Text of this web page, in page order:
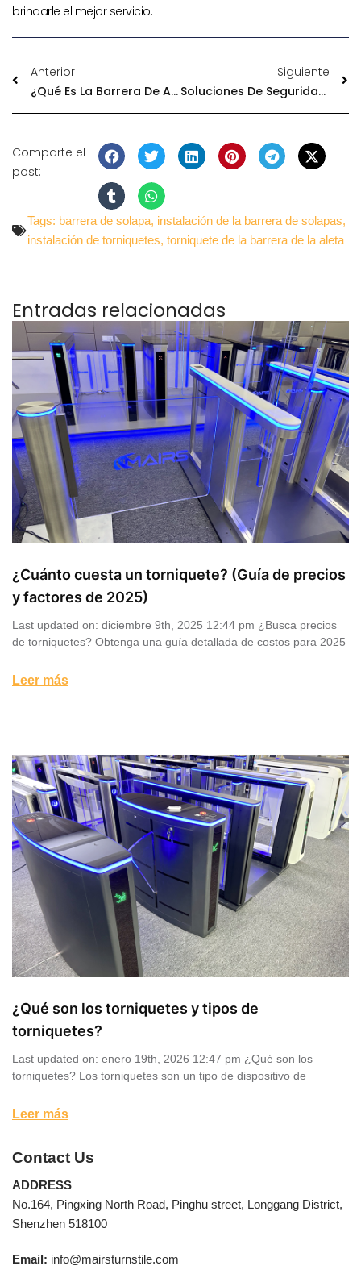
brindarle el mejor servicio.
Anterior
¿Qué Es La Barrera De Aletas?
Siguiente
Soluciones De Seguridad Para Torniquetes De Aeropuertos
Comparte el
post:
Tags: barrera de solapa, instalación de la barrera de solapas,
instalación de torniquetes, torniquete de la barrera de la aleta
Entradas relacionadas
¿Cuánto cuesta un torniquete? (Guía de precios
y factores de 2025)
Last updated on: diciembre 9th, 2025 12:44 pm ¿Busca precios
de torniquetes? Obtenga una guía detallada de costos para 2025
Leer más
¿Qué son los torniquetes y tipos de
torniquetes?
Last updated on: enero 19th, 2026 12:47 pm ¿Qué son los
torniquetes? Los torniquetes son un tipo de dispositivo de
Leer más
Contact Us
ADDRESS
No.164, Pingxing North Road, Pinghu street, Longgang District,
Shenzhen 518100
Email: info@mairsturnstile.com